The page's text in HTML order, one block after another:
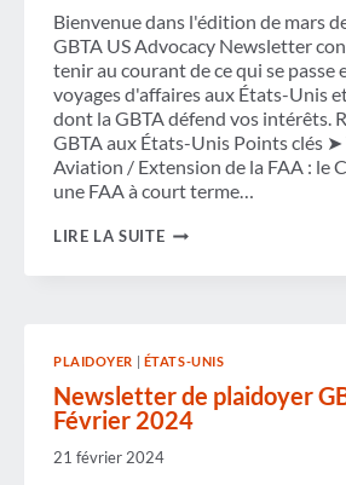
CADRE
DU
BUDGET
DU
GOUVERNEMENT
AMÉRICAIN
Bienvenue dans l'édition de mars
GBTA US Advocacy Newsletter
tenir au courant de ce qui se passe
voyages d'affaires aux États-Unis
dont la GBTA défend vos intérêts.
GBTA aux États-Unis Points clés
Aviation / Extension de la FAA : le
une FAA à court terme…
LIRE LA SUITENEWSLETTER
–
MARS
2024
PLAIDOYER | ÉTATS-UNIS
Newsletter de plaidoyer
Février 2024
21 février 2024